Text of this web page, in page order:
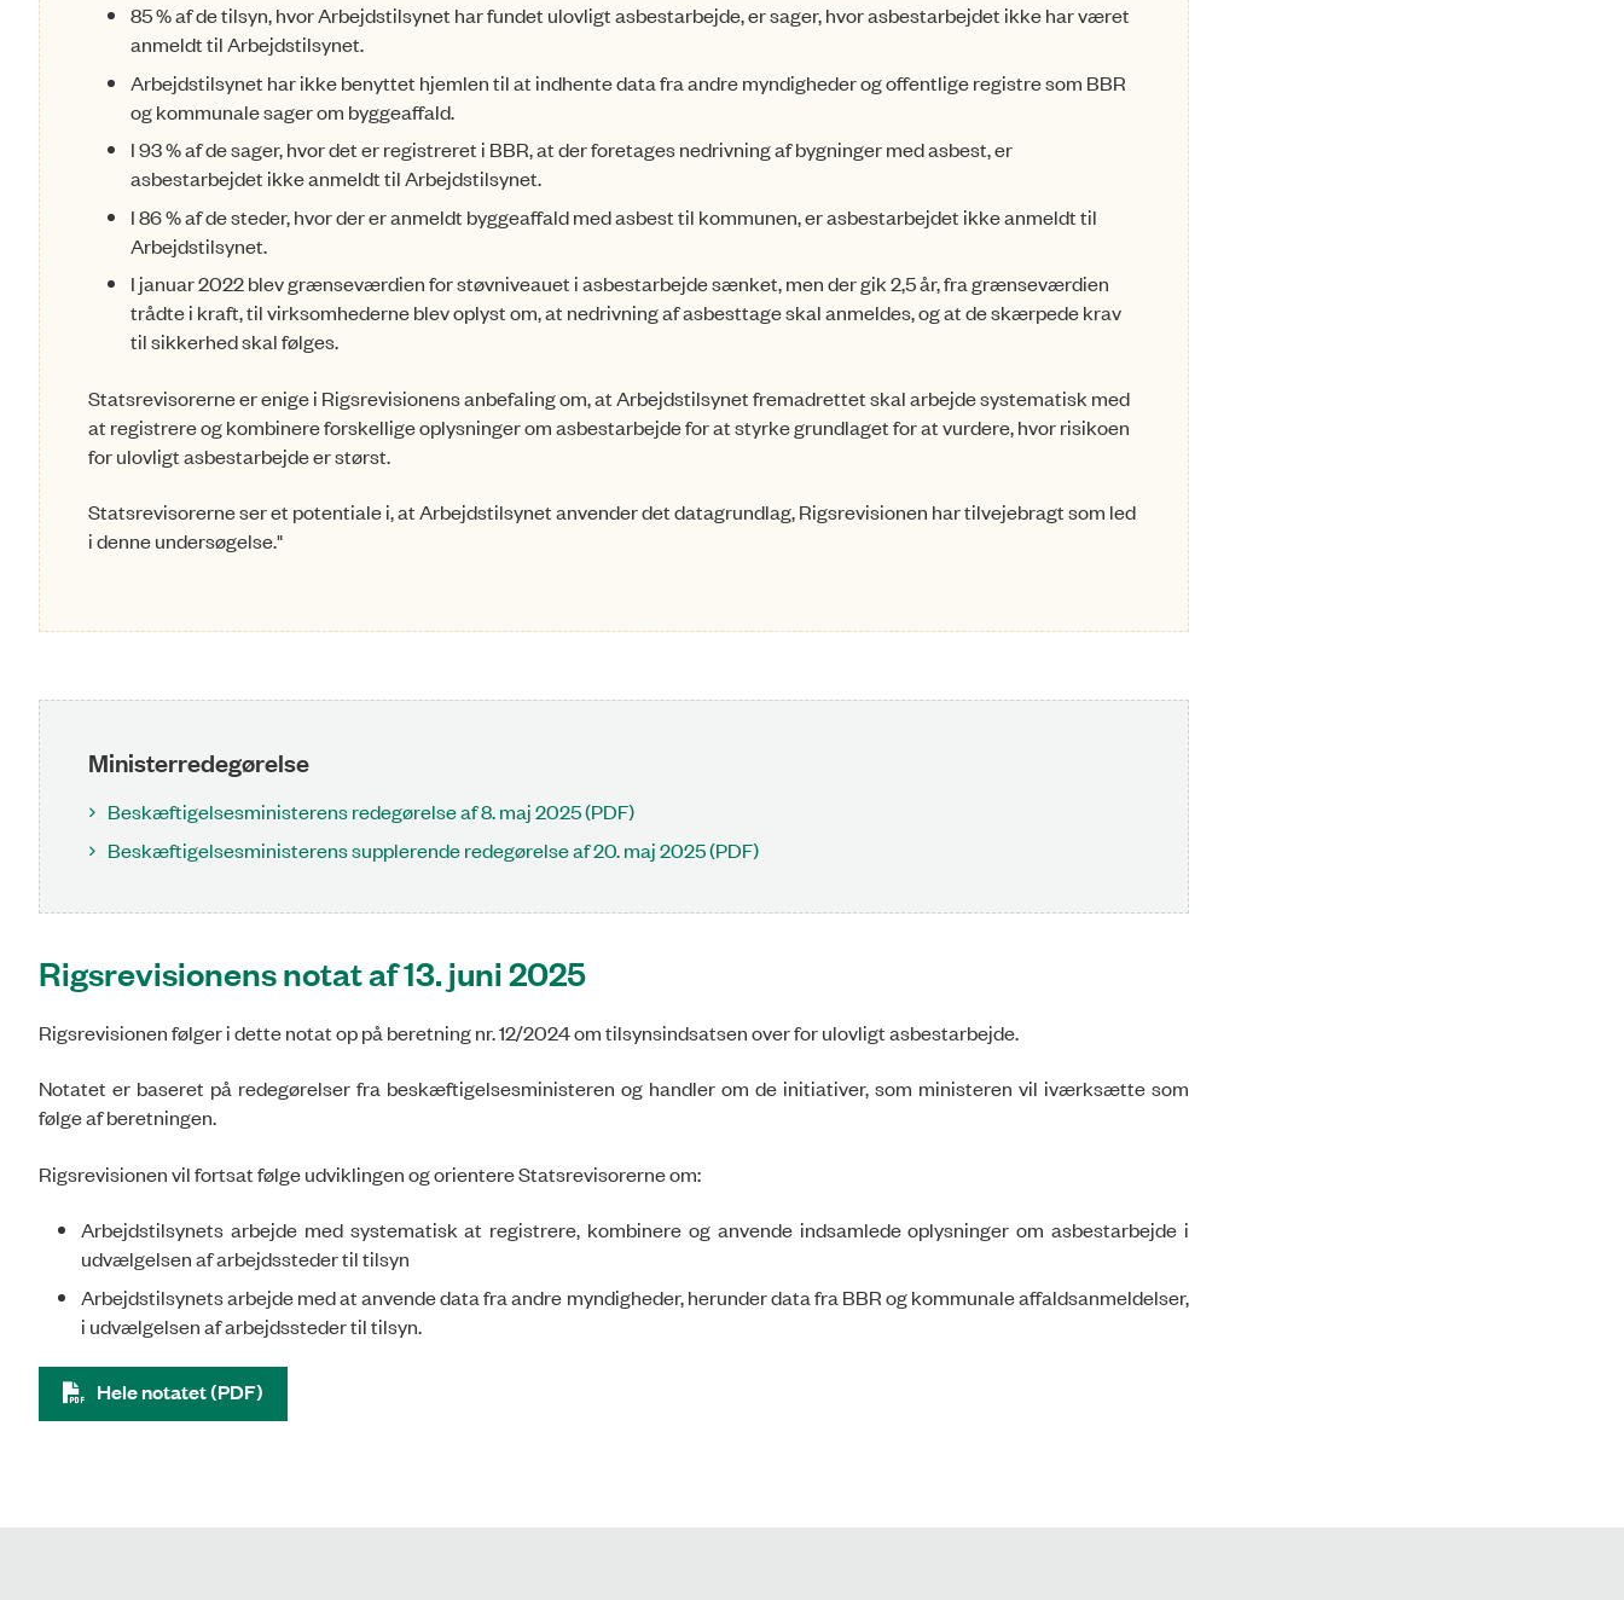
85 % af de tilsyn, hvor Arbejdstilsynet har fundet ulovligt asbestarbej­de, er sager, hvor asbestarbejdet ikke har været
anmeldt til Arbejdstilsynet.
Arbejdstilsynet har ikke benyttet hjemlen til at indhente data fra andre myndigheder og offentlige registre som BBR
og kommunale sager om byggeaffald.
I 93 % af de sager, hvor det er registreret i BBR, at der foretages nedrivning af bygninger med asbest, er
asbestarbejdet ikke anmeldt til Arbejdstilsynet.
I 86 % af de steder, hvor der er anmeldt byggeaffald med asbest til kommunen, er asbestarbejdet ikke anmeldt til
Arbejdstilsynet.
I januar 2022 blev grænseværdien for støvniveauet i asbestarbejde sænket, men der gik 2,5 år, fra grænseværdien
trådte i kraft, til virksomhederne blev oplyst om, at nedrivning af asbesttage skal anmeldes, og at de skærpede krav
til sikkerhed skal følges.
Statsrevisorerne er enige i Rigsrevisionens anbefaling om, at Arbejdstilsynet fremadrettet skal arbejde systematisk med
at registrere og kombinere forskellige oplysninger om asbestarbejde for at styrke grundlaget for at vurdere, hvor risikoen
for ulovligt asbestarbejde er størst.
Statsrevisorerne ser et potentiale i, at Arbejdstilsynet anvender det datagrundlag, Rigsrevisionen har tilvejebragt som led
i denne undersøgelse."
Ministerredegørelse
Beskæftigelsesministerens redegørelse af 8. maj 2025 (PDF)
Beskæftigelsesministerens supplerende redegørelse af 20. maj 2025 (PDF)
Rigsrevisionens notat af 13. juni 2025
Rigsrevisionen følger i dette notat op på beretning nr. 12/2024 om tilsynsindsatsen over for ulovligt asbestarbejde.
Notatet er baseret på redegørelser fra beskæftigelsesministeren og handler om de initiativer, som ministeren vil iværksætte som
følge af beretningen.
Rigsrevisionen vil fortsat følge udviklingen og orientere Statsrevisorerne om:
Arbejdstilsynets arbejde med systematisk at registrere, kombinere og anvende indsamlede oplysninger om asbestarbejde i
udvælgelsen af arbejdssteder til tilsyn
Arbejdstilsynets arbejde med at anvende data fra andre myndigheder, herunder data fra BBR og kommunale affaldsanmeldelser,
i udvælgelsen af arbejdssteder til tilsyn.
Hele notatet (PDF)